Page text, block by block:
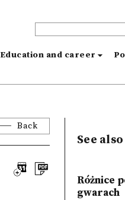
Education and career
Back
See also
Różnice
gwarach